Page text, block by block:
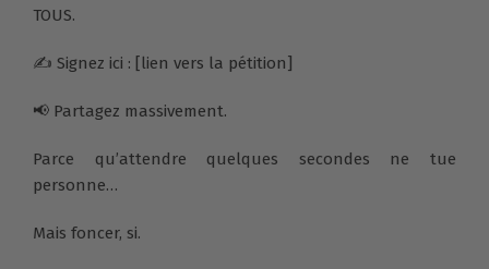
TOUS.
✍️ Signez ici : [lien vers la pétition]
📢 Partagez massivement.
Parce qu’attendre quelques secondes ne tue
personne…
Mais foncer, si.